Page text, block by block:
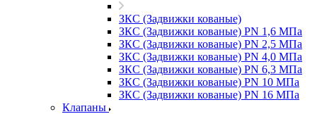
ЗКС (Задвижки кованые)
ЗКС (Задвижки кованые) PN 1,6 МПа
ЗКС (Задвижки кованые) PN 2,5 МПа
ЗКС (Задвижки кованые) PN 4,0 МПа
ЗКС (Задвижки кованые) PN 6,3 МПа
ЗКС (Задвижки кованые) PN 10 МПа
ЗКС (Задвижки кованые) PN 16 МПа
Клапаны